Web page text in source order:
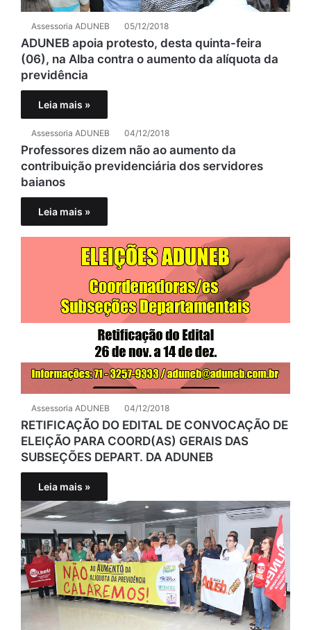
Assessoria ADUNEB 05/12/2018
ADUNEB apoia protesto, desta quinta-feira
(06), na Alba contra o aumento da alíquota da
previdência
Leia mais »
Assessoria ADUNEB 04/12/2018
Professores dizem não ao aumento da
contribuição previdenciária dos servidores
baianos
Leia mais »
Assessoria ADUNEB 04/12/2018
RETIFICAÇÃO DO EDITAL DE CONVOCAÇÃO DE
ELEIÇÃO PARA COORD(AS) GERAIS DAS
SUBSEÇÕES DEPART. DA ADUNEB
Leia mais »